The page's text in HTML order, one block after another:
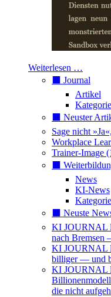
Weiterlesen …
⬛️ Journal
Artikel
⬛️ Neuster
Sage nicht
Workplace
Trainer-Image
⬛️
News
KI-News
⬛️ Neuste
KI JOURNAL
nach
KI JOURNAL
billiger — und
KI JOURNAL
die nicht